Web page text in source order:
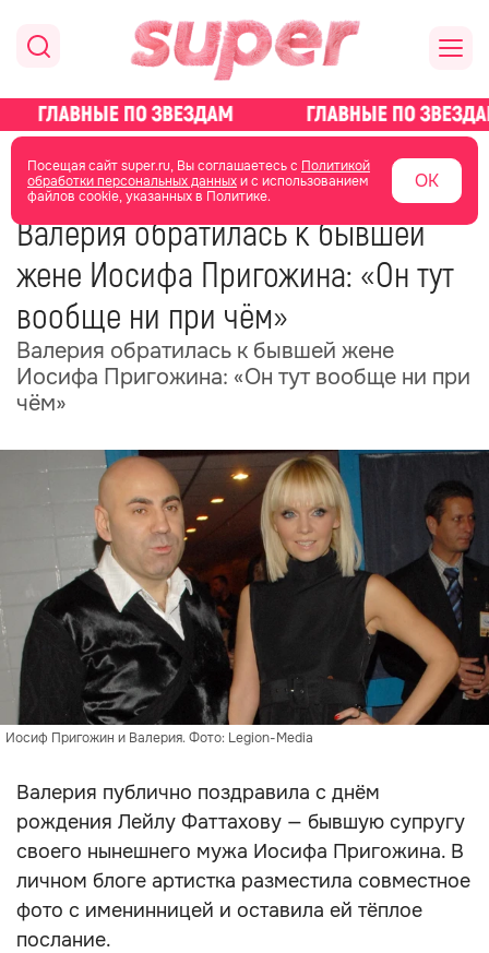
Посещая сайт super.ru, Вы соглашаетесь с Политикой
обработки персональных данныхи с использованием
файлов cookie, указанных в Политике.
ОК
главная новости о звездах новости
11 февраля 14:29
Валерия обратилась к бывшей
жене Иосифа Пригожина: «Он тут
вообще ни при чём»
Валерия обратилась к бывшей жене
Иосифа Пригожина: «Он тут вообще ни при
чём»
Иосиф Пригожин и Валерия. Фото: Legion-Media
Валерия публично поздравила с днём
рождения Лейлу Фаттахову — бывшую супругу
своего нынешнего мужа Иосифа Пригожина. В
личном блоге артистка разместила совместное
фото с именинницей и оставила ей тёплое
послание.